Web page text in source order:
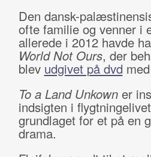
Den dansk-
ofte familie og venner i
allerede i 2012 havde
World Not Ours, der
blev udgivet på dvd
To a Land Unkowner
indsigten i
grundlaget for et på en
drama.